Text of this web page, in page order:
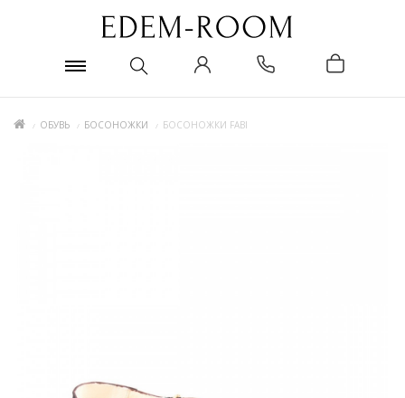
ОБУВЬ БОСОНОЖКИ БОСОНОЖКИ FABI